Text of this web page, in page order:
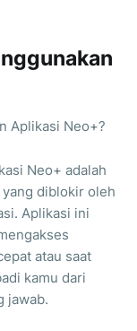
Neo+ adalah
diblokir oleh
Aplikasi ini
atau saat
kamu dari
jawab.